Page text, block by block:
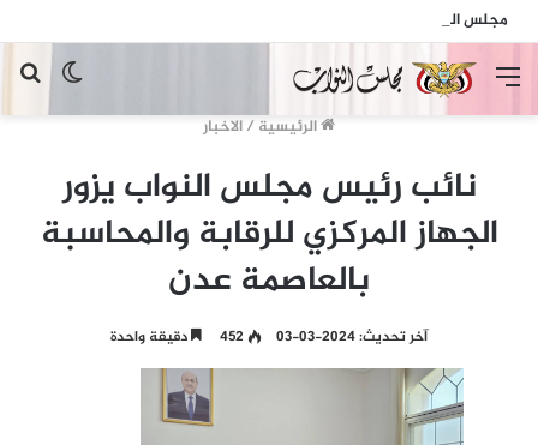
الوضع
المظلم
القائمة
الرئيسية/الاخبار
نائب رئيس مجلس النواب يزور
الجهاز المركزي للرقابة والمحاسبة
بالعاصمة عدن
آخر تحديث: 2024-03-03 452 دقيقة واحدة